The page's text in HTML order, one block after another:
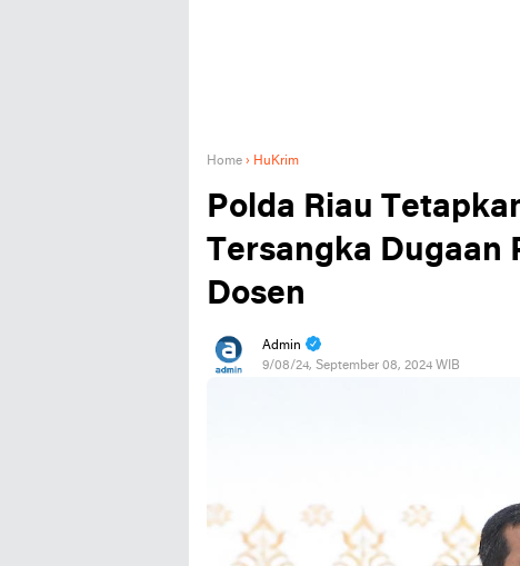
Home › HuKrim
Polda Riau
Tersangka Dugaan
Dosen
Admin
9/08/24, September 08, 2024 WIB